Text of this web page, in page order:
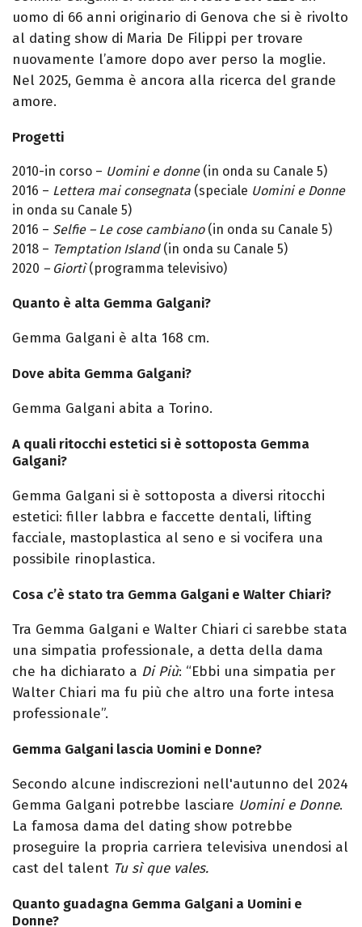
uomo di 66 anni originario di Genova che si è rivolto
al dating show di Maria De Filippi per trovare
nuovamente l’amore dopo aver perso la moglie.
Nel 2025, Gemma è ancora alla ricerca del grande
amore.
Progetti
2010-in corso – Uomini e donne (in onda su Canale 5)
2016 – Lettera mai consegnata (speciale Uomini e Donne
in onda su Canale 5)
2016 – Selfie – Le cose cambiano(in onda su Canale 5)
2018 – Temptation Island(in onda su Canale 5)
2020 –Giortì(programma televisivo)
Quanto è alta Gemma Galgani?
Gemma Galgani è alta 168 cm.
Dove abita Gemma Galgani?
Gemma Galgani abita a Torino.
A quali ritocchi estetici si è sottoposta Gemma
Galgani?
Gemma Galgani si è sottoposta a diversi ritocchi
estetici: filler labbra e faccette dentali, lifting
facciale, mastoplastica al seno e si vocifera una
possibile rinoplastica.
Cosa c’è stato tra Gemma Galgani e Walter Chiari?
Tra Gemma Galgani e Walter Chiari ci sarebbe stata
una simpatia professionale, a detta della dama
che ha dichiarato a Di Più: “Ebbi una simpatia per
Walter Chiari ma fu più che altro una forte intesa
professionale”.
Gemma Galgani lascia Uomini e Donne?
Secondo alcune indiscrezioni nell'autunno del 2024
Gemma Galgani potrebbe lasciare Uomini e Donne.
La famosa dama del dating show potrebbe
proseguire la propria carriera televisiva unendosi al
cast del talent Tu sì que vales.
Quanto guadagna Gemma Galgani a Uomini e
Donne?